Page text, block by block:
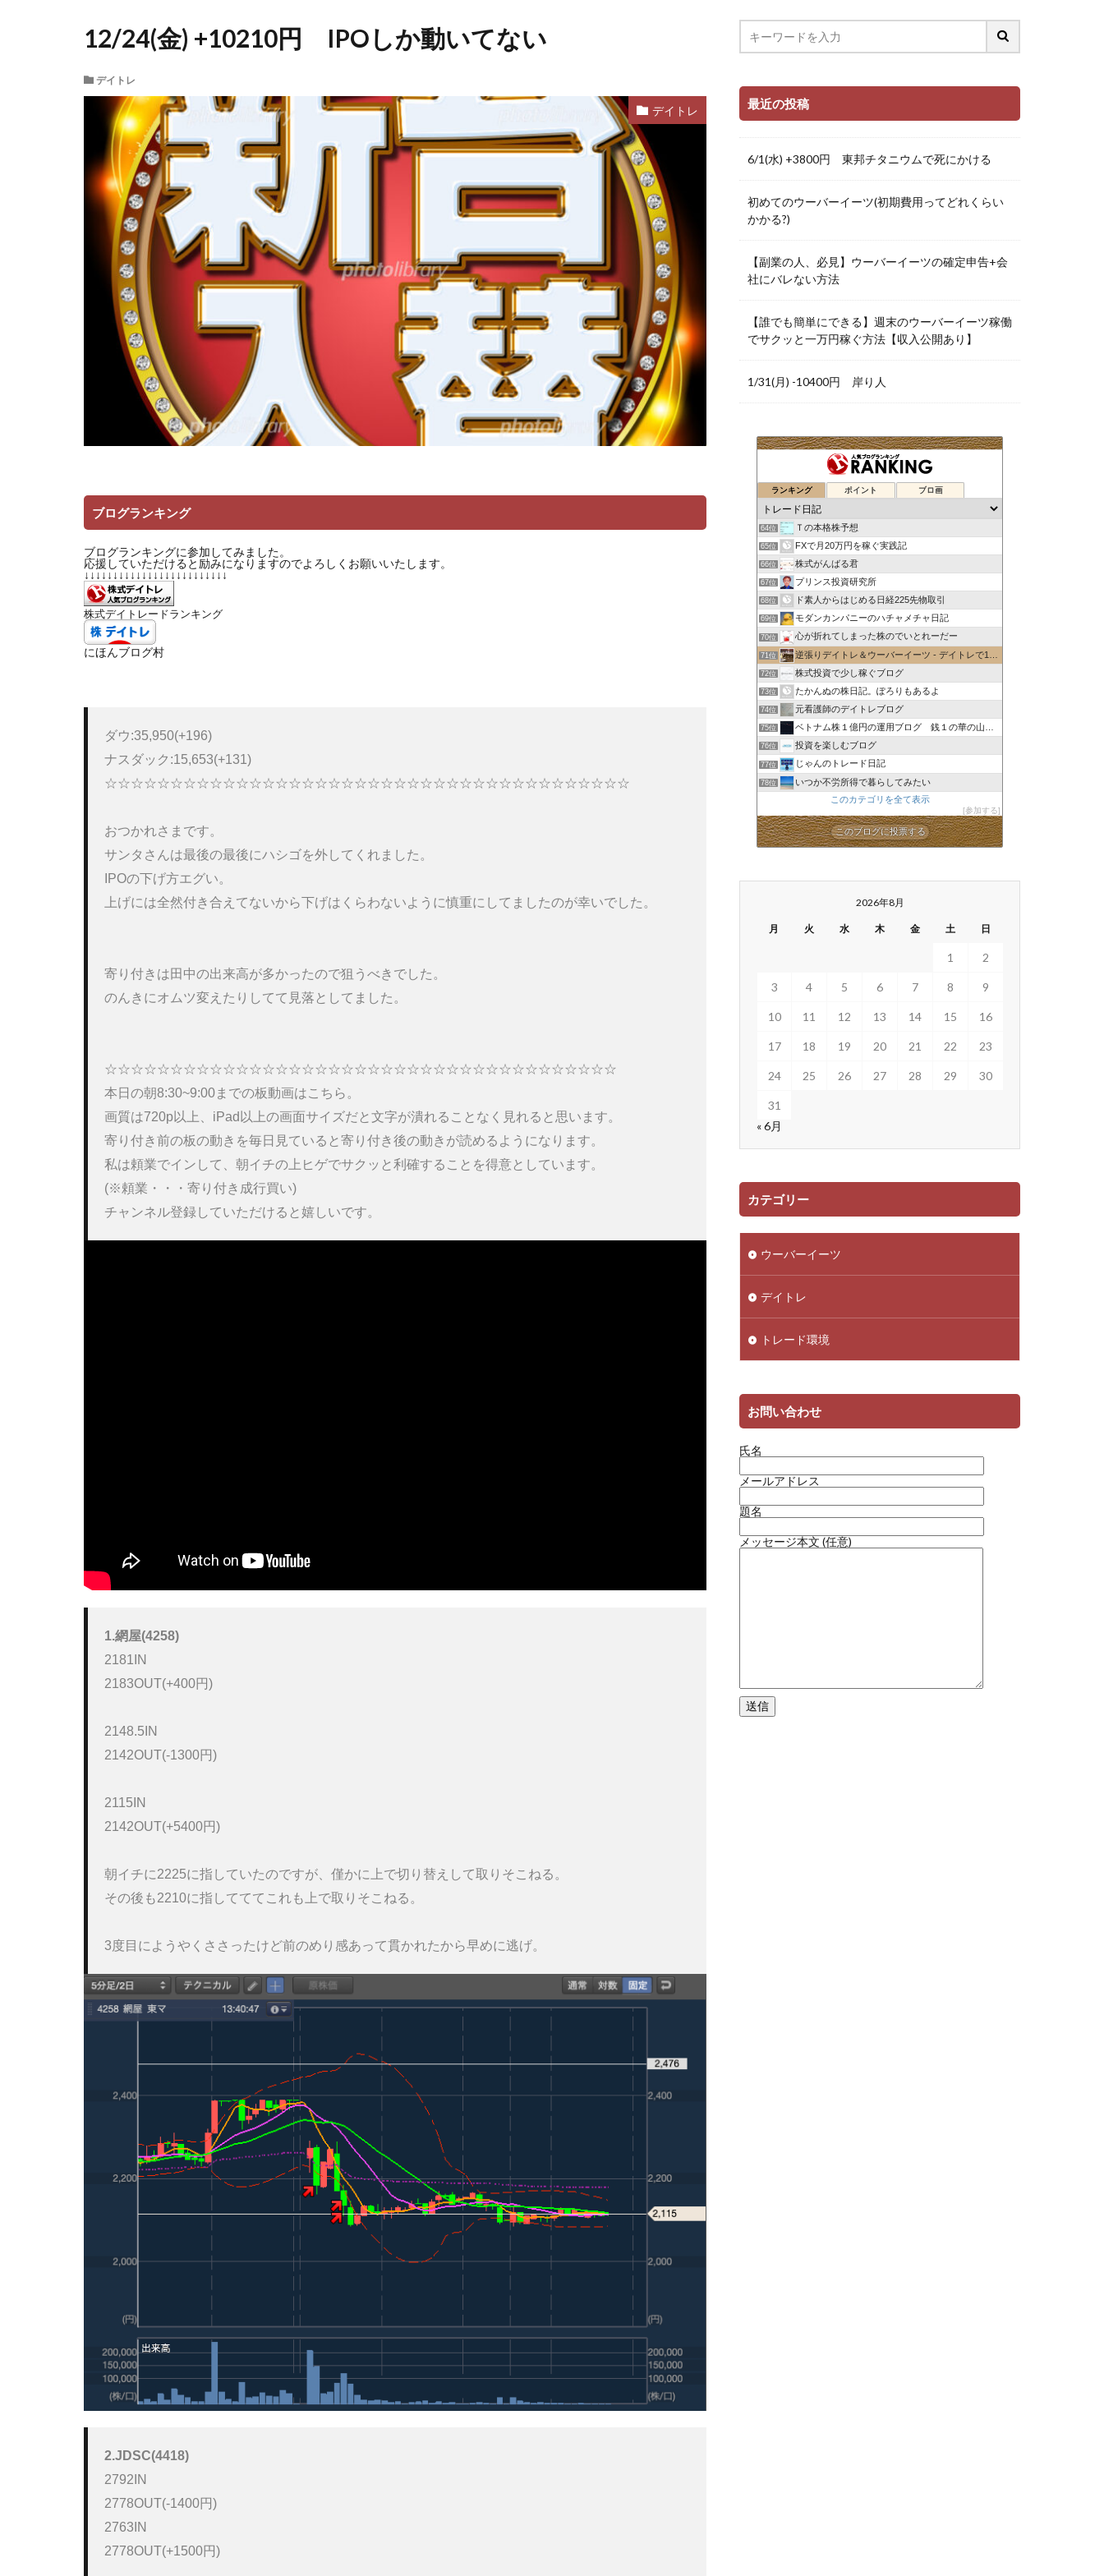
12/24(金) +10210円 IPOしか動いてない
デイトレ
デイトレ
ブログランキング
ブログランキングに参加してみました。
応援していただけると励みになりますのでよろしくお願いいたします。
↓↓↓↓↓↓↓↓↓↓↓↓↓↓↓↓↓↓↓↓↓↓↓↓↓
株式デイトレードランキング
にほんブログ村
ダウ:35,950(+196)
ナスダック:15,653(+131)
☆☆☆☆☆☆☆☆☆☆☆☆☆☆☆☆☆☆☆☆☆☆☆☆☆☆☆☆☆☆☆☆☆☆☆☆☆☆☆☆
おつかれさまです。
サンタさんは最後の最後にハシゴを外してくれました。
IPOの下げ方エグい。
上げには全然付き合えてないから下げはくらわないように慎重にしてましたのが幸いでした。
寄り付きは田中の出来高が多かったので狙うべきでした。
のんきにオムツ変えたりしてて見落としてました。
☆☆☆☆☆☆☆☆☆☆☆☆☆☆☆☆☆☆☆☆☆☆☆☆☆☆☆☆☆☆☆☆☆☆☆☆☆☆☆
本日の朝8:30~9:00までの板動画はこちら。
画質は720p以上、iPad以上の画面サイズだと文字が潰れることなく見れると思います。
寄り付き前の板の動きを毎日見ていると寄り付き後の動きが読めるようになります。
私は頼業でインして、朝イチの上ヒゲでサクッと利確することを得意としています。
(※頼業・・・寄り付き成行買い)
チャンネル登録していただけると嬉しいです。
1.網屋(4258)
2181IN
2183OUT(+400円)
2148.5IN
2142OUT(-1300円)
2115IN
2142OUT(+5400円)
朝イチに2225に指していたのですが、僅かに上で切り替えして取りそこねる。
その後も2210に指してててこれも上で取りそこねる。
3度目にようやくささったけど前のめり感あって貫かれたから早めに逃げ。
2.JDSC(4418)
2792IN
2778OUT(-1400円)
2763IN
最近の投稿
6/1(水) +3800円 東邦チタニウムで死にかける
初めてのウーバーイーツ(初期費用ってどれくらい
かかる?)
【副業の人、必見】ウーバーイーツの確定申告+会
社にバレない方法
【誰でも簡単にできる】週末のウーバーイーツ稼働
でサクッと一万円稼ぐ方法【収入公開あり】
1/31(月) -10400円 岸り人
ランキング ポイント ブロ画
64位 Ｔの本格株予想
65位 FXで月20万円を稼ぐ実践記
66位 株式がんばる君
67位 プリンス投資研究所
68位 ド素人からはじめる日経225先物取引
69位 モダンカンパニーのハチャメチャ日記
70位 心が折れてしまった株のでいとれーだー
71位 逆張りデイトレ＆ウーバーイーツ - デイトレで1日1万円稼ぐ
72位 株式投資で少し稼ぐブログ
73位 たかんぬの株日記。ぽろりもあるよ
74位 元看護師のデイトレブログ
75位 ベトナム株１億円の運用ブログ 銭１の華の山紀行
76位 投資を楽しむブログ
77位 じゃんのトレード日記
78位
いつか不労所得で暮らしてみたい
このカテゴリを全て表示
参加する
このブログに投票する
2026年8月
月 火 水 木 金 土 日
1 2
3 4 5 6 7 8 9
10 11 12 13 14 15 16
17 18 19 20 21 22 23
24 25 26 27 28 29 30
31
« 6月
カテゴリー
ウーバーイーツ
デイトレ
トレード環境
お問い合わせ
氏名
メールアドレス
題名
メッセージ本文 (任意)